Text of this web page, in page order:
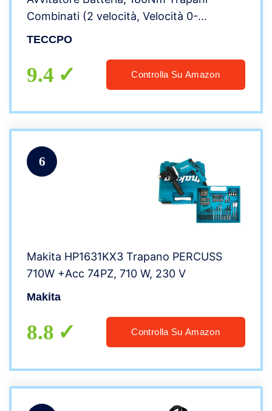
Combinati (2 velocità, Velocità 0-
2500RPM), 2 batterie da 2.0Ah,18+3
BHD620B
TECCPO
9.4 Controlla Su Amazon
6
Makita HP1631KX3 Trapano PERCUSS
710W +Acc 74PZ, 710 W, 230 V
Makita
8.8 Controlla Su Amazon